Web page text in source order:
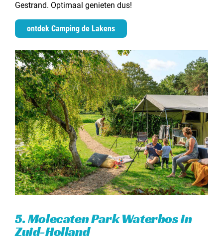
Gestrand. Optimaal genieten dus!
ontdek Camping de Lakens
5. Molecaten Park Waterbos in
Zuid-Holland